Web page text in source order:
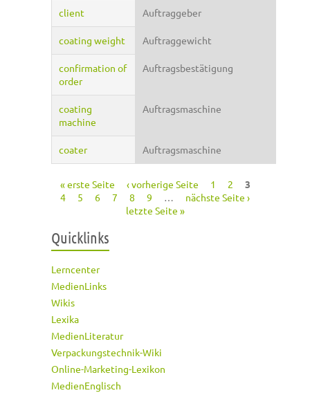
client Auftraggeber
coating weight Auftraggewicht
confirmation of
order
Auftragsbestätigung
coating
machine
Auftragsmaschine
coater Auftragsmaschine
Seiten
« erste Seite ‹ vorherige Seite 1 2
3
4
5 6 7 8 9 …
nächste Seite ›
letzte Seite »
Quicklinks
Lerncenter
MedienLinks
Wikis
Lexika
MedienLiteratur
Verpackungstechnik-Wiki
Online-Marketing-Lexikon
MedienEnglisch